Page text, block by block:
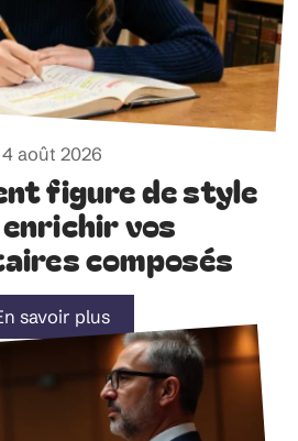
4 août 2026
figure de style
vos
composés
savoir plus